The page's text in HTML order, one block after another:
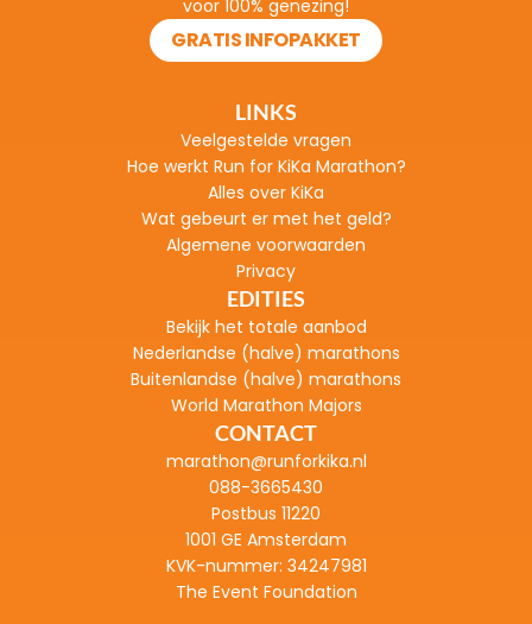
voor 100% genezing!
GRATIS INFOPAKKET
LINKS
Veelgestelde vragen
Hoe werkt Run for KiKa Marathon?
Alles over KiKa
Wat gebeurt er met het geld?
Algemene voorwaarden
Privacy
EDITIES
Bekijk het totale aanbod
Nederlandse (halve) marathons
Buitenlandse (halve) marathons
World Marathon Majors
CONTACT
marathon@runforkika.nl
088-3665430
Postbus 11220
1001 GE Amsterdam
KVK-nummer: 34247981
The Event Foundation